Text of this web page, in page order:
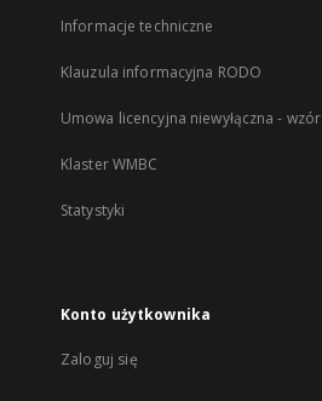
Informacje techniczne
Klauzula informacyjna RODO
Umowa licencyjna niewyłączna - wzór
Klaster WMBC
Statystyki
Konto użytkownika
Zaloguj się